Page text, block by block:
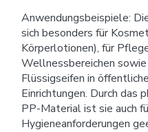
Anwendungsbeispiele:
sich besonders für
Körperlotionen), für
Wellnessbereichen
Flüssigseifen in
Einrichtungen. Durch das
PP-Material ist sie auch
Hygieneanforderungen